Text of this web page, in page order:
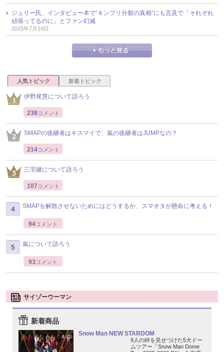
ジュリー氏、インタビュー本で“キンプリ分裂の真相”にも言及で「それぞれ
頑張ってるのに」とファン幻滅
2025年7月14日
人気トピック 新着トピック
伊野尾慧について語ろう
238コメント
SMAPの後継者はキスマイで、嵐の後継者はJUMPなの？
214コメント
三宅健について語ろう
107 コメント
SMAPを解散させないためにはどうするか、スマオタが懸命に考える！
94コメント
嵐について語ろう
93コメント
サイゾーウーマン
新着商品
Snow Man NEW STARDOM
9人の絆を見せつけた5大ドー
ムツアー「Snow Man Dome